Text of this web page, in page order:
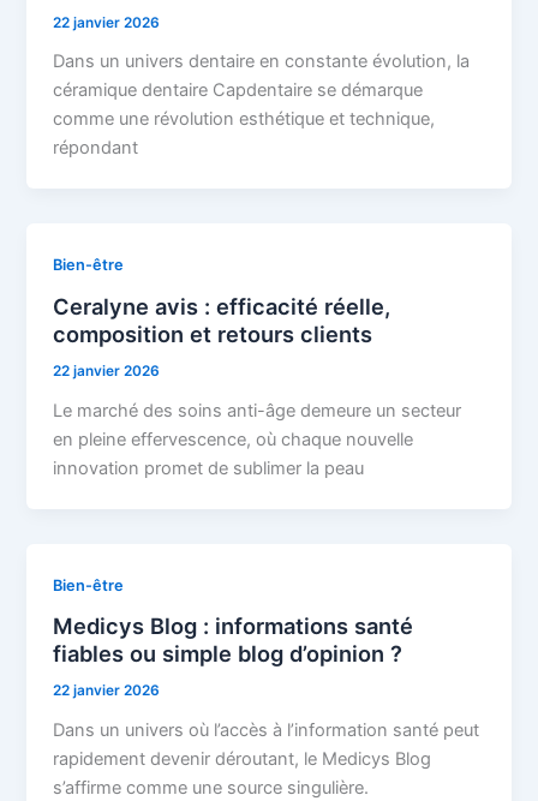
22 janvier 2026
Dans un univers dentaire en constante évolution, la
céramique dentaire Capdentaire se démarque
comme une révolution esthétique et technique,
répondant
Bien-être
Ceralyne avis : efficacité réelle,
composition et retours clients
22 janvier 2026
Le marché des soins anti-âge demeure un secteur
en pleine effervescence, où chaque nouvelle
innovation promet de sublimer la peau
Bien-être
Medicys Blog : informations santé
fiables ou simple blog d’opinion ?
22 janvier 2026
Dans un univers où l’accès à l’information santé peut
rapidement devenir déroutant, le Medicys Blog
s’affirme comme une source singulière.